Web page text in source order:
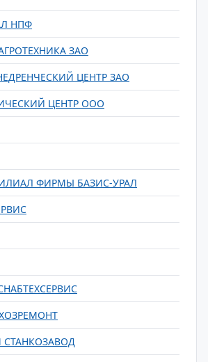
НПФ
ЗАО
ЦЕНТР ЗАО
ЦЕНТР ООО
ФИРМЫ БАЗИС-УРАЛ
СТАНКОЗАВОД